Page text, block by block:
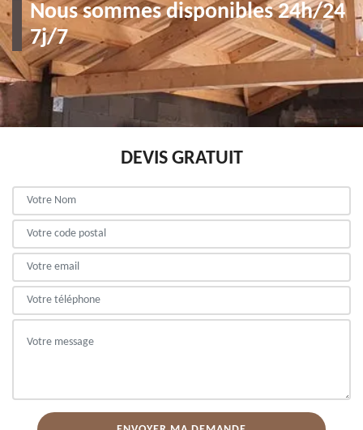
Nous sommes disponibles 24h/24
7j/7
DEVIS GRATUIT